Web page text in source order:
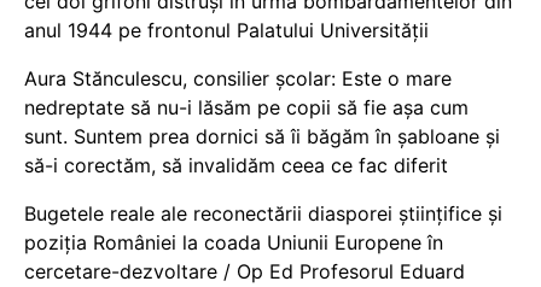
anul 1944 pe frontonul Palatului Universității
Aura Stănculescu, consilier școlar: Este o mare
nedreptate să nu-i lăsăm pe copii să fie așa cum
sunt. Suntem prea dornici să îi băgăm în șabloane și
să-i corectăm, să invalidăm ceea ce fac diferit
Bugetele reale ale reconectării diasporei științifice și
poziția României la coada Uniunii Europene în
cercetare-dezvoltare / Op Ed Profesorul Eduard